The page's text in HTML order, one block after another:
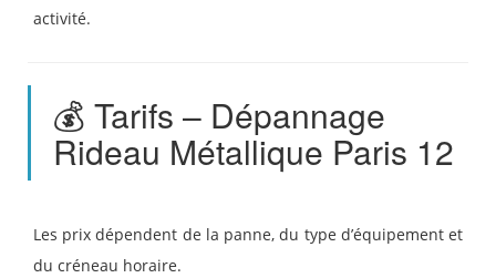
activité.
💰 Tarifs – Dépannage
Rideau Métallique Paris 12
Les prix dépendent de la panne, du type d’équipement et
du créneau horaire.